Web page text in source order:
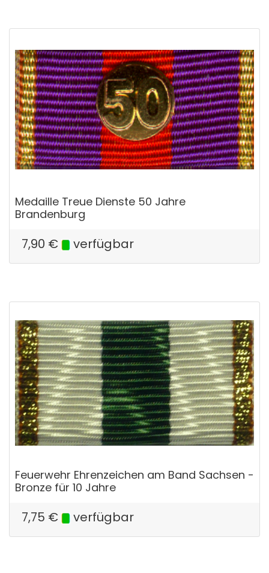
Medaille Treue Dienste 50 Jahre
Brandenburg
7,90 € verfügbar
Feuerwehr Ehrenzeichen am Band Sachsen -
Bronze für 10 Jahre
7,75 € verfügbar